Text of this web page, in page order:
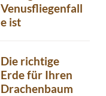
Venusfliegenfall
e ist
Die richtige
Erde für Ihren
Drachenbaum